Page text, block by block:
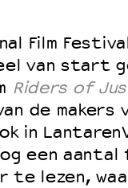
Israël
vrijheid
Film
van start
Riders of
de makers
in
een aantal
te lezen,